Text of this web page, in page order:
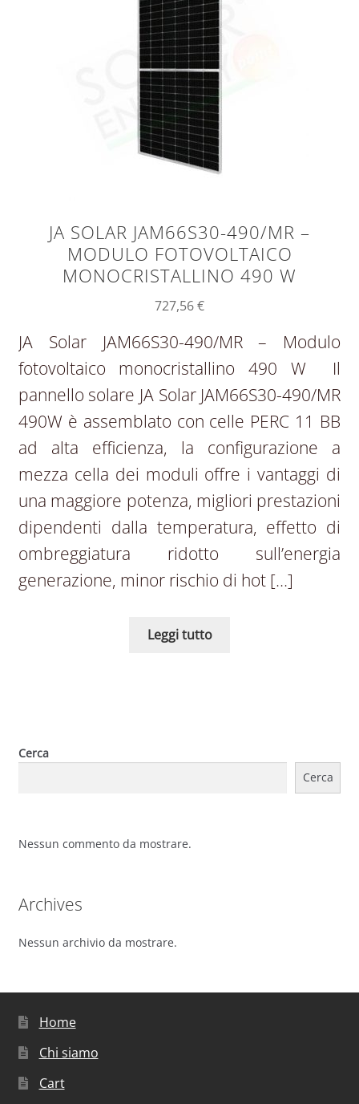
JA SOLAR JAM66S30-490/MR –
MODULO FOTOVOLTAICO
MONOCRISTALLINO 490 W
727,56€
JA Solar JAM66S30-490/MR – Modulo
fotovoltaico monocristallino 490 W Il
pannello solare JA Solar JAM66S30-490/MR
490W è assemblato con celle PERC 11 BB
ad alta efficienza, la configurazione a
mezza cella dei moduli offre i vantaggi di
una maggiore potenza, migliori prestazioni
dipendenti dalla temperatura, effetto di
ombreggiatura ridotto sull’energia
generazione, minor rischio di hot […]
Leggi tutto
Cerca
Cerca
Nessun commento da mostrare.
Archives
Nessun archivio da mostrare.
Home
Chi siamo
Cart